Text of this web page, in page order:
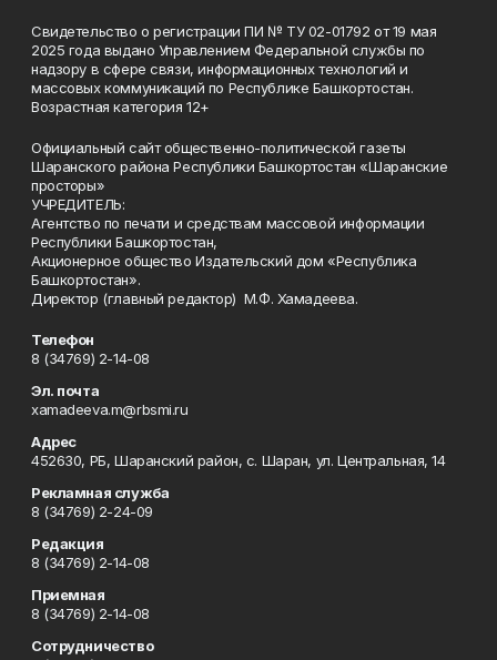
Свидетельство о регистрации ПИ № ТУ 02-01792 от 19 мая
2025 года выдано Управлением Федеральной службы по
надзору в сфере связи, информационных технологий и
массовых коммуникаций по Республике Башкортостан.
Возрастная категория 12+
Официальный сайт общественно-политической газеты
Шаранского района Республики Башкортостан «Шаранские
просторы»
УЧРЕДИТЕЛЬ:
Агентство по печати и средствам массовой информации
Республики Башкортостан,
Акционерное общество Издательский дом «Республика
Башкортостан».
Директор (главный редактор) М.Ф. Хамадеева.
Телефон
8 (34769) 2-14-08
Эл. почта
xamadeeva.m@rbsmi.ru
Адрес
452630, РБ, Шаранский район, с. Шаран, ул. Центральная, 14
Рекламная служба
8 (34769) 2-24-09
Редакция
8 (34769) 2-14-08
Приемная
8 (34769) 2-14-08
Сотрудничество